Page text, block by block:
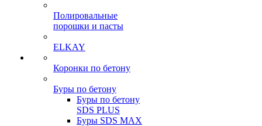
Полировальные
порошки и пасты
ELKAY
Коронки по бетону
Буры по бетону
Буры по бетону
SDS PLUS
Буры SDS MAX